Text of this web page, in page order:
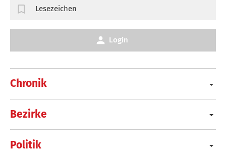
Chronik
Bezirke
Politik
Lesezeichen
Login